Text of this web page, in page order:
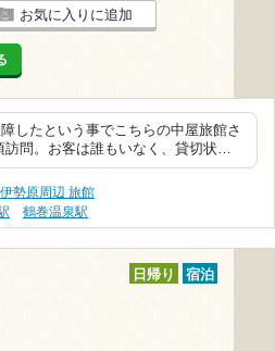
お気に入りに追加
したという事でこちらの中屋旅館さ
訪問。お客は誰もいなく、貸切状…
勢原周辺 旅館
鶴巻温泉駅
日帰り 宿泊